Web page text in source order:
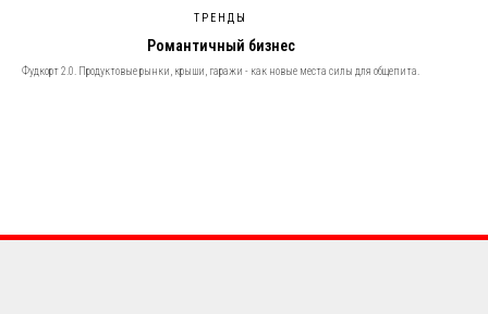
ТРЕНДЫ
Романтичный бизнес
Фудкорт 2.0. Продуктовые рынки, крыши, гаражи - как новые места силы для общепита.